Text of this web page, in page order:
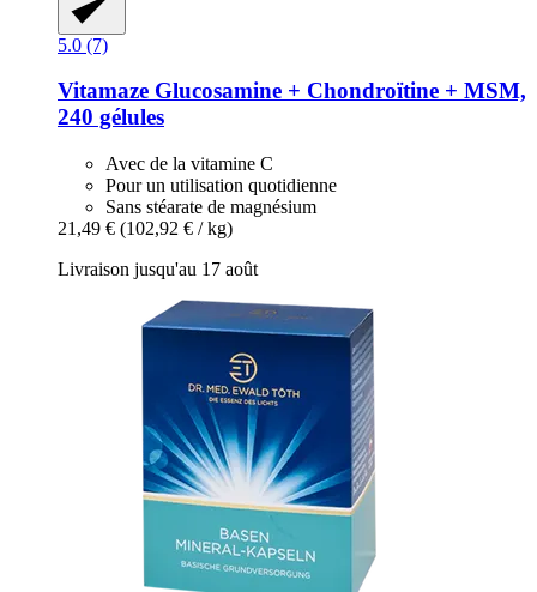
5.0 (7)
Vitamaze Glucosamine + Chondroïtine + MSM,
240 gélules
Avec de la vitamine C
Pour un utilisation quotidienne
Sans stéarate de magnésium
21,49 € (102,92 € / kg)
Livraison jusqu'au 17 août